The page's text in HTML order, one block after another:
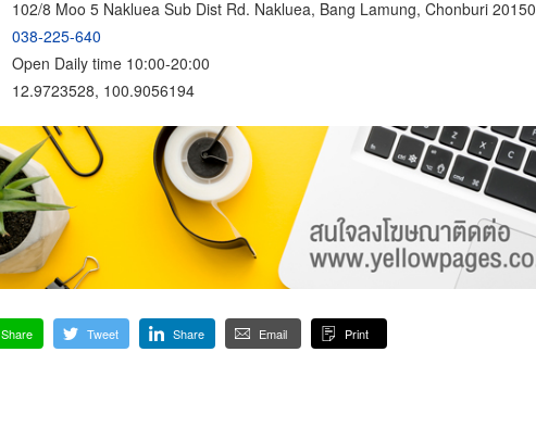
102/8 Moo 5 Nakluea Sub Dist Rd. Nakluea, Bang Lamung, Chonburi 20150
038-225-640
Open Daily time 10:00-20:00
12.9723528, 100.9056194
Share Tweet Share Email Print